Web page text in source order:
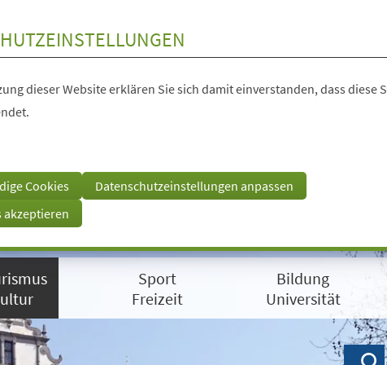
dieser Website erklären Sie sich damit einverstanden, dass diese
Cookies
Datenschutzeinstellungen anpassen
akzeptieren
Sport
Freizeit
Bildung
Universität